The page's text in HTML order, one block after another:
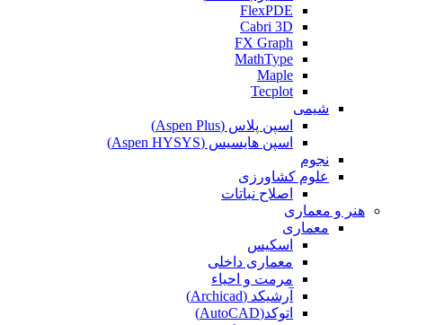
FlexPDE
Cabri 3D
FX Graph
MathType
Maple
Tecplot
شیمی
اسپن پلاس (Aspen Plus)
اسپن هایسیس (Aspen HYSYS)
نجوم
علوم کشاورزی
اصلاح نباتات
هنر و معماری
معماری
اسکیس
معماری داخلی
مرمت و احیاء
آرشیکد (Archicad)
اتوکد(AutoCAD)